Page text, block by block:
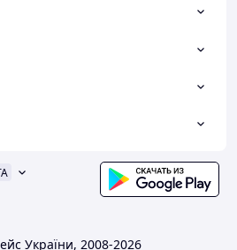
України, 2008-2026